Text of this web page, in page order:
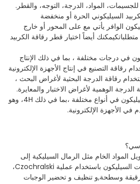
المواد، الدرجة، التوجه، والقطر.
السيليكوني الحرة أو منخفضة
الوافر يأتي مع على المحور أو خارج
أيضاً اختيار قطر رقاقة الكربيد
في درجات مختلفة ، بما في ذلك الإنتاج
رقاقة التصنيع في إنتاج الأجهزة الإلكترونية
رقاقة الدرجة البحثية لأغراض البحث ،
الوهمية لأغراض الاختبار والمعايرة.
كما يتوفر رقاقة كاربيد السيليكون في أنواع مختلفة ،بما في ذلك 4H، وهو
في الأجهزة الإلكترونية.
المواد الخام مثل الرمال السيليكية إلى
السيليكون النقي. نمو بلورات السيليكون باستخدام عملية Czochralski،
وسطحة,و تنظيف و تحضير الوجبات